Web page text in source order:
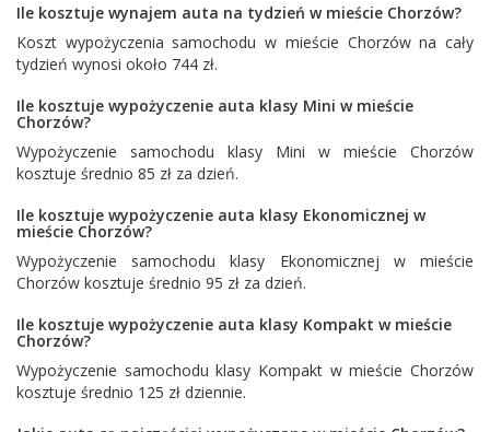
Ile kosztuje wynajem auta na tydzień w mieście Chorzów?
Koszt wypożyczenia samochodu w mieście Chorzów na cały
tydzień wynosi około 744 zł.
Ile kosztuje wypożyczenie auta klasy Mini w mieście
Chorzów?
Wypożyczenie samochodu klasy Mini w mieście Chorzów
kosztuje średnio 85 zł za dzień.
Ile kosztuje wypożyczenie auta klasy Ekonomicznej w
mieście Chorzów?
Wypożyczenie samochodu klasy Ekonomicznej w mieście
Chorzów kosztuje średnio 95 zł za dzień.
Ile kosztuje wypożyczenie auta klasy Kompakt w mieście
Chorzów?
Wypożyczenie samochodu klasy Kompakt w mieście Chorzów
kosztuje średnio 125 zł dziennie.